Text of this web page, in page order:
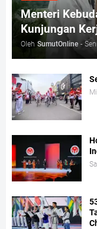
Menteri
Kunjungan
Oleh SumutOnline -